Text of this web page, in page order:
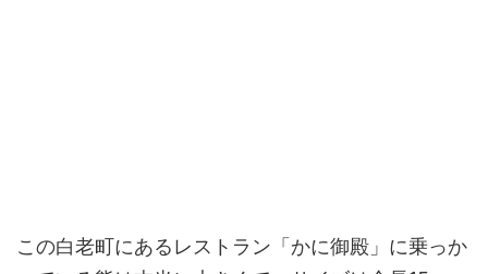
この白老町にあるレストラン「かに御殿」に乗っか